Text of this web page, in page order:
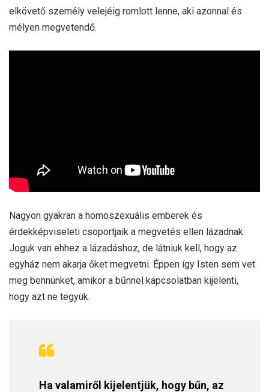
elkövető személy velejéig romlott lenne, aki azonnal és
mélyen megvetendő.
Nagyon gyakran a homoszexuális emberek és
érdekképviseleti csoportjaik a megvetés ellen lázadnak.
Joguk van ehhez a lázadáshoz, de látniuk kell, hogy az
egyház nem akarja őket megvetni. Éppen így Isten sem vet
meg bennünket, amikor a bűnnel kapcsolatban kijelenti,
hogy azt ne tegyük.
Ha valamiről kijelentjük, hogy bűn, az